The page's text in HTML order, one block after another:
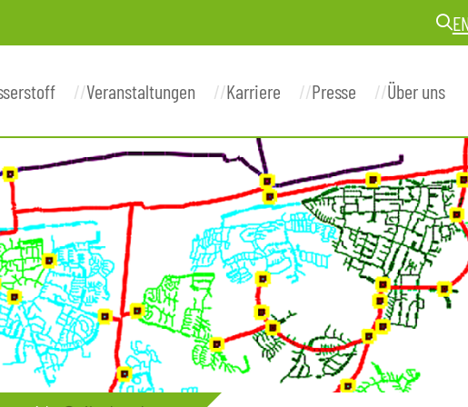
Veranstaltungen Karriere Presse Über uns